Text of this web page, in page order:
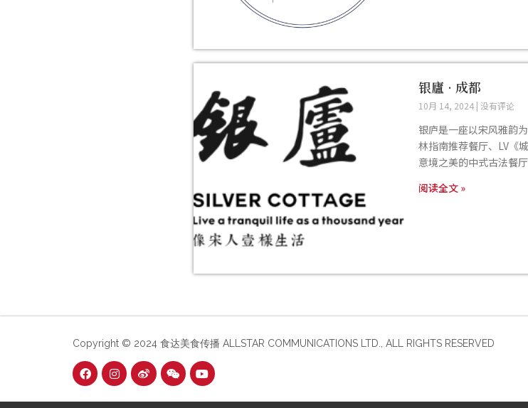
银廬 · 成都
10月 14, 2024 没有评论
银庐是一座以宋风雅韵
林指南推荐餐厅、LV《
意境之美的中式古法餐
阅读全文 »
Copyright © 2024 食达美食传播 ALLSTAR COMMUNICATIONS LTD., ALL RIGHTS RESERVED
F
a
c
e
I
n
s
t
W
e
i
b
W
e
i
x
Y
o
u
t